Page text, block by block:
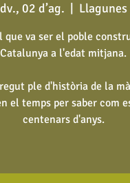
dv., 02 d’ag. Llagunes
que va ser el poble
Catalunya a l'edat mitjana.
ple d'història de la
el temps per saber com
centenars d'anys.